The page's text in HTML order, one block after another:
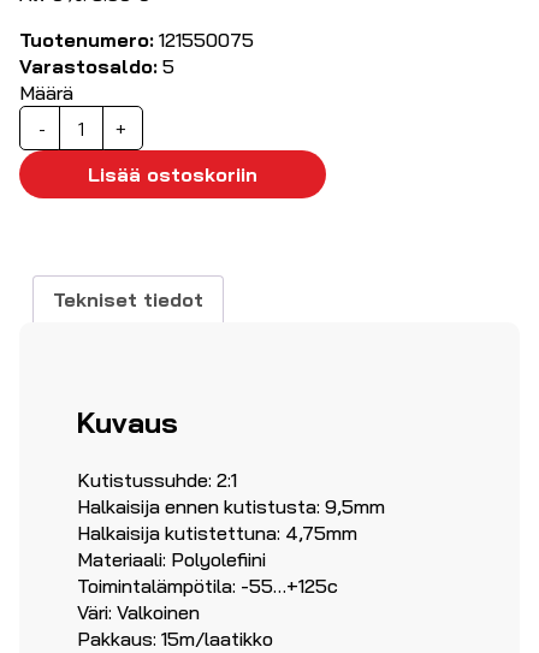
Tuotenumero: 121550075
Varastosaldo: 5
Määrä
-
Kutisteletku
9,5mm
valkoinen
+
Lisää ostoskoriin
Tekniset tiedot
Kuvaus
Kutistussuhde: 2:1
Halkaisija ennen kutistusta: 9,5mm
Halkaisija kutistettuna: 4,75mm
Materiaali: Polyolefiini
Toimintalämpötila: -55…+125c
Väri: Valkoinen
Pakkaus: 15m/laatikko